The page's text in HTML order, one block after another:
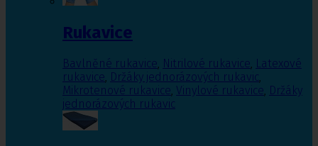
Rukavice
Bavlněné rukavice, Nitrilové rukavice, Latexové
rukavice, Držáky jednorázových rukavic,
Mikrotenové rukavice, Vinylové rukavice, Držáky
jednorázových rukavic